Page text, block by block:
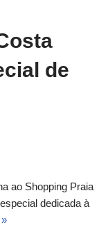
de
ao Shopping Praia
dedicada à